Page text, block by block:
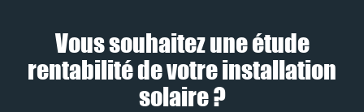
Vous souhaitez une étude
rentabilité de votre installation
solaire ?